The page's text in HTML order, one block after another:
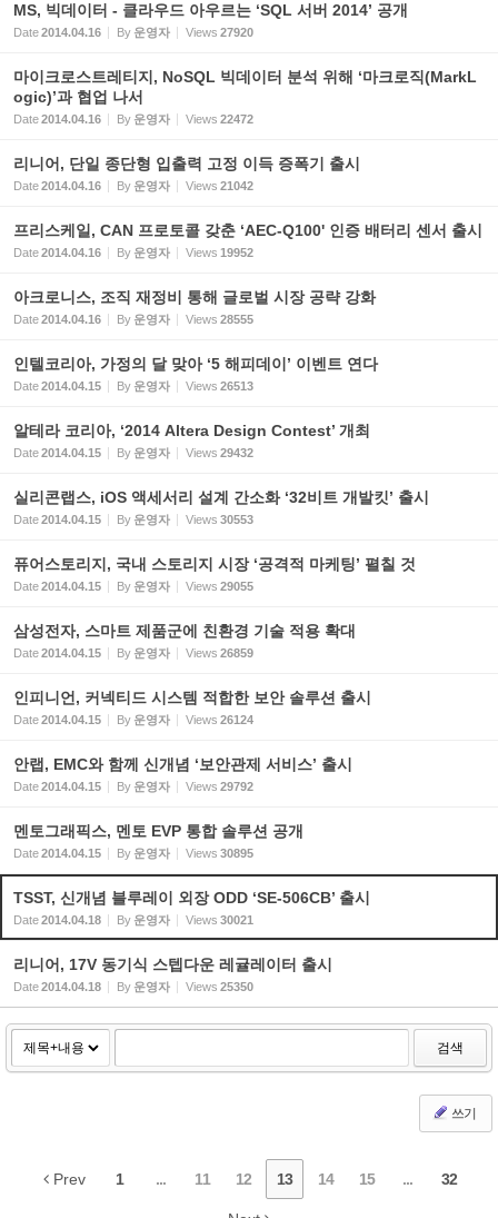
MS, 빅데이터 - 클라우드 아우르는 ‘SQL 서버 2014’ 공개
Date2014.04.16 By 운영자 Views 27920
마이크로스트레티지, NoSQL 빅데이터 분석 위해 ‘마크로직(MarkL
ogic)’과 협업 나서
Date2014.04.16 By 운영자 Views 22472
리니어, 단일 종단형 입출력 고정 이득 증폭기 출시
Date2014.04.16 By 운영자 Views 21042
프리스케일, CAN 프로토콜 갖춘 ‘AEC-Q100' 인증 배터리 센서 출시
Date2014.04.16 By 운영자 Views 19952
아크로니스, 조직 재정비 통해 글로벌 시장 공략 강화
Date2014.04.16 By 운영자 Views 28555
인텔코리아, 가정의 달 맞아 ‘5 해피데이’ 이벤트 연다
Date2014.04.15 By 운영자 Views 26513
알테라 코리아, ‘2014 Altera Design Contest’ 개최
Date2014.04.15 By 운영자 Views 29432
실리콘랩스, iOS 액세서리 설계 간소화 ‘32비트 개발킷’ 출시
Date2014.04.15 By 운영자 Views 30553
퓨어스토리지, 국내 스토리지 시장 ‘공격적 마케팅’ 펼칠 것
Date2014.04.15 By 운영자 Views 29055
삼성전자, 스마트 제품군에 친환경 기술 적용 확대
Date2014.04.15 By 운영자 Views 26859
인피니언, 커넥티드 시스템 적합한 보안 솔루션 출시
Date2014.04.15 By 운영자 Views 26124
안랩, EMC와 함께 신개념 ‘보안관제 서비스’ 출시
Date2014.04.15 By 운영자 Views 29792
멘토그래픽스, 멘토 EVP 통합 솔루션 공개
Date2014.04.15 By 운영자 Views 30895
TSST, 신개념 블루레이 외장 ODD ‘SE-506CB’ 출시
Date2014.04.18 By 운영자 Views 30021
리니어, 17V 동기식 스텝다운 레귤레이터 출시
Date2014.04.18 By 운영자 Views 25350
검색
쓰기
Prev 1 ... 11 12 13 14 15 ... 32